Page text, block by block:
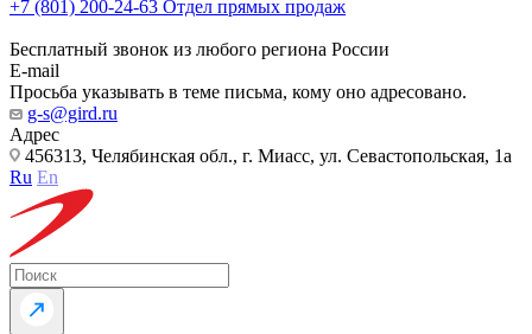
+7 (801) 200-24-63 Отдел прямых продаж
Бесплатный звонок из любого региона России
E-mail
Просьба указывать в теме письма, кому оно адресовано.
g-s@gird.ru
Адрес
456313, Челябинская обл., г. Миасс, ул. Севастопольская, 1а
Ru En